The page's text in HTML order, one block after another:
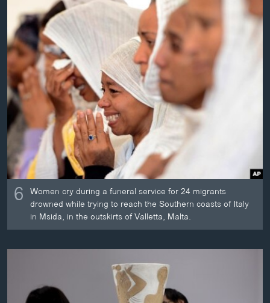
6 Women cry during a funeral service for 24 migrants
drowned while trying to reach the Southern coasts of Italy
in Msida, in the outskirts of Valletta, Malta.